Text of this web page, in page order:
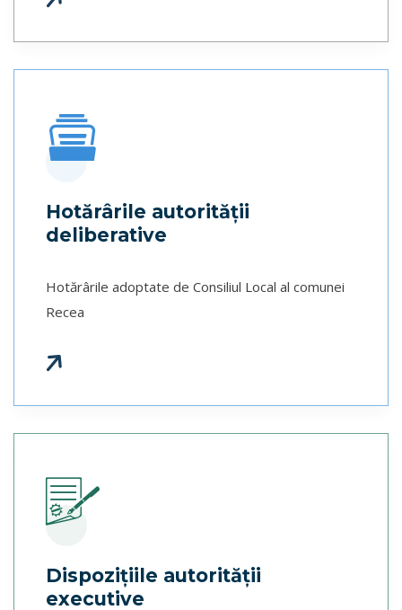
Hotărârile autorităţii
deliberative
Hotărârile adoptate de Consiliul Local al comunei
Recea
f
a
s
f
a
r
r
o
r
i
g
h
Dispoziţiile autorităţii
executive